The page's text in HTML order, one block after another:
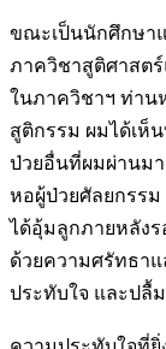
ขณะเป็นนักศึกษา
ภาควิชาสูติศาสต
ในภาควิชาฯ ท่าน
สูติกรรม ผมได้เห็
ป่วยอื่นที่ผมผ่านม
หอผู้ป่วยศัลยกรร
ได้อุ้มลูกภายหลังร
ด้วยความศรัทธา
ประทับใจ และปลื้